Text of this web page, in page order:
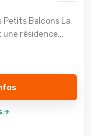
Petits Balcons La
résidence...